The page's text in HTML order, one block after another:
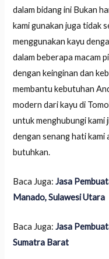
dalam bidang ini Bukan
kami gunakan juga tidak
menggunakan kayu
dalam beberapa macam
dengan keinginan dan
membantu kebutuhan
modern dari kayu di
untuk menghubungi kami
dengan senang hati kami
butuhkan.
Baca Juga:Jasa
Manado, Sulawesi Utara
Baca Juga:Jasa
Sumatra Barat